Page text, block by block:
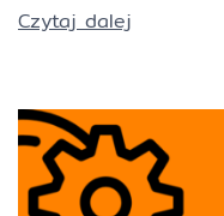
Czytaj dalej